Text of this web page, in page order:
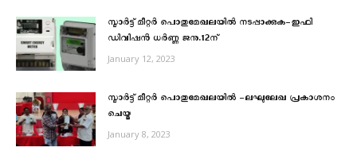
സ്മാര്‍ട്ട് മീറ്റര്‍ പൊതുമേഖലയില്‍ നടപ്പാക്കുക-ഇഫി
ഡിവിഷന്‍ ധര്‍ണ്ണ ജനു.12ന്
January 12, 2023
സ്മാര്‍ട്ട് മീറ്റര്‍ പൊതുമേഖലയില്‍ -ലഘുലേഖ പ്രകാശനം
ചെയ്തു
January 8, 2023